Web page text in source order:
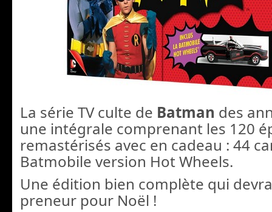
La série TV culte de Batman des
une intégrale comprenant les 120
remastérisés avec en cadeau : 44
Batmobile version Hot Wheels.
Une édition bien complète qui
preneur pour Noël !